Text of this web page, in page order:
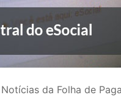
Notícias da Folha de